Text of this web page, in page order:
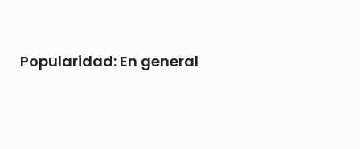
Popularidad: En general